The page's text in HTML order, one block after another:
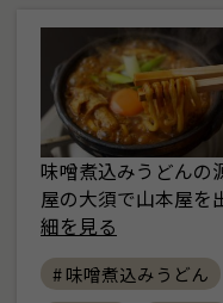
味噌煮込みうどんの
屋の大須で山本屋を
細を見る
# 味噌煮込みうどん